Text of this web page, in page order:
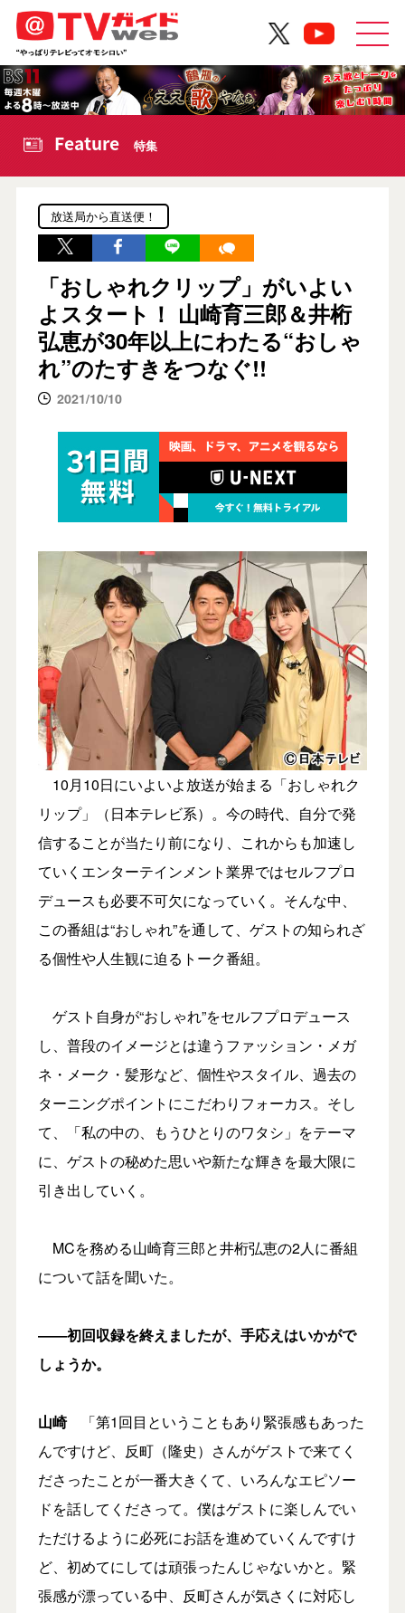
Feature 特集
放送局から直送便！
「おしゃれクリップ」がいよい
よスタート！ 山崎育三郎＆井桁
弘恵が30年以上にわたる“おしゃ
れ”のたすきをつなぐ!!
2021/10/10
10月10日にいよいよ放送が始まる「おしゃれク
リップ」（日本テレビ系）。今の時代、自分で発
信することが当たり前になり、これからも加速し
ていくエンターテインメント業界ではセルフプロ
デュースも必要不可欠になっていく。そんな中、
この番組は“おしゃれ”を通して、ゲストの知られざ
る個性や人生観に迫るトーク番組。
ゲスト自身が“おしゃれ”をセルフプロデュース
し、普段のイメージとは違うファッション・メガ
ネ・メーク・髪形など、個性やスタイル、過去の
ターニングポイントにこだわりフォーカス。そし
て、「私の中の、もうひとりのワタシ」をテーマ
に、ゲストの秘めた思いや新たな輝きを最大限に
引き出していく。
MCを務める山崎育三郎と井桁弘恵の2人に番組
について話を聞いた。
――初回収録を終えましたが、手応えはいかがで
しょうか。
山崎
「第1回目ということもあり緊張感もあった
んですけど、反町（隆史）さんがゲストで来てく
ださったことが一番大きくて、いろんなエピソー
ドを話してくださって。僕はゲストに楽しんでい
ただけるように必死にお話を進めていくんですけ
ど、初めてにしては頑張ったんじゃないかと。緊
張感が漂っている中、反町さんが気さくに対応し